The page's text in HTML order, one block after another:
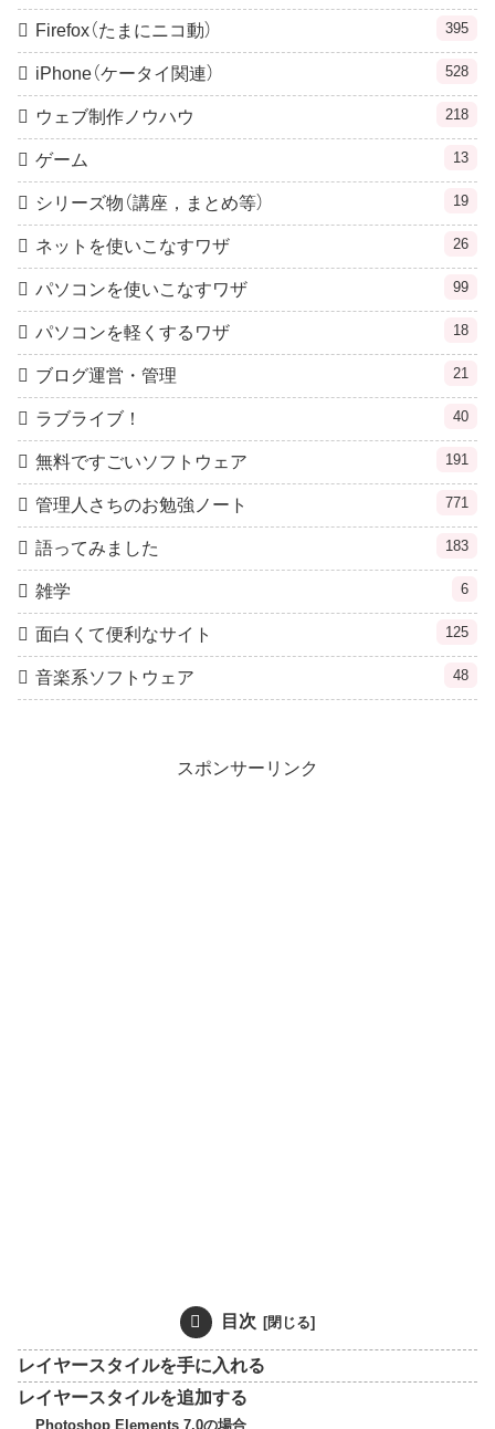
Firefox（たまにニコ動） 395
iPhone（ケータイ関連） 528
ウェブ制作ノウハウ 218
ゲーム 13
シリーズ物（講座，まとめ等） 19
ネットを使いこなすワザ 26
パソコンを使いこなすワザ 99
パソコンを軽くするワザ 18
ブログ運営・管理 21
ラブライブ！ 40
無料ですごいソフトウェア 191
管理人さちのお勉強ノート 771
語ってみました 183
雑学 6
面白くて便利なサイト 125
音楽系ソフトウェア 48
スポンサーリンク
目次
レイヤースタイルを手に入れる
レイヤースタイルを追加する